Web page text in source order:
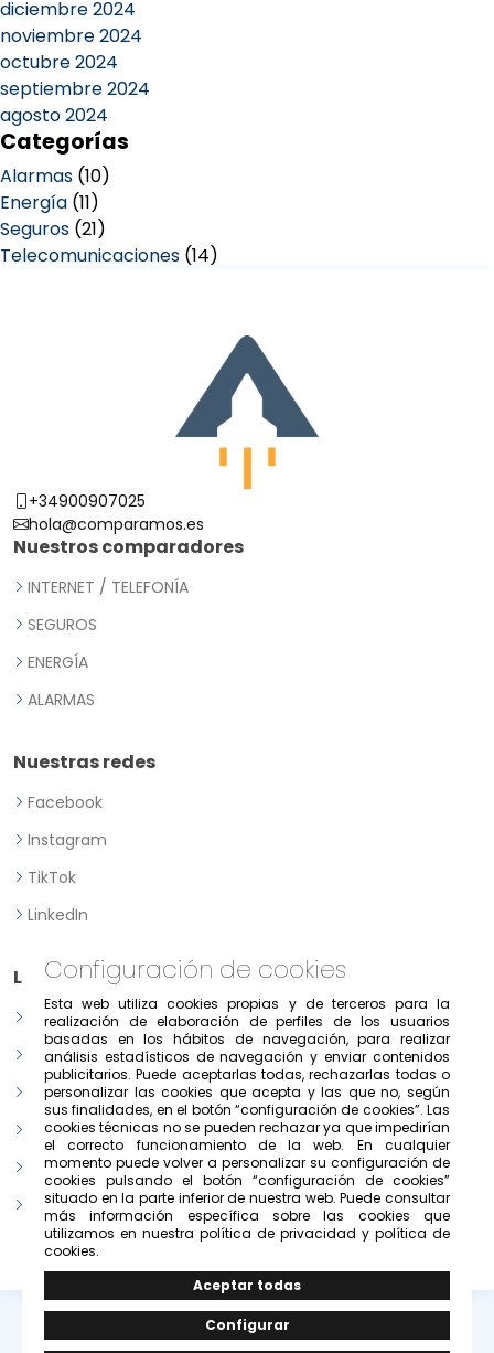
diciembre 2024
noviembre 2024
octubre 2024
septiembre 2024
agosto 2024
Categorías
Alarmas (10)
Energía (11)
Seguros (21)
Telecomunicaciones (14)
+34900907025
hola@comparamos.es
Nuestros comparadores
INTERNET / TELEFONÍA
SEGUROS
ENERGÍA
ALARMAS
Nuestras redes
Facebook
Instagram
TikTok
LinkedIn
Legal
Aviso legal
Política de Privacidad
Política de consentimiento previo, expreso e informado
Condiciones de uso del portal
Política de cookies
Configurar cookies
© Copyright 2026 -Grupo Solivesa
Configuración de cookies
Esta web utiliza cookies propias y de terceros para la
realización de elaboración de perfiles de los usuarios
basadas en los hábitos de navegación, para realizar
análisis estadísticos de navegación y enviar contenidos
publicitarios. Puede aceptarlas todas, rechazarlas todas o
personalizar las cookies que acepta y las que no, según
sus finalidades, en el botón “configuración de cookies”. Las
cookies técnicas no se pueden rechazar ya que impedirían
el correcto funcionamiento de la web. En cualquier
momento puede volver a personalizar su configuración de
cookies pulsando el botón “configuración de cookies”
situado en la parte inferior de nuestra web. Puede consultar
más información específica sobre las cookies que
utilizamos en nuestra política de privacidad y política de
cookies.